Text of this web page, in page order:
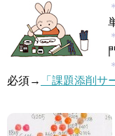
＊
＊
＊
必須→
「課題添削サ